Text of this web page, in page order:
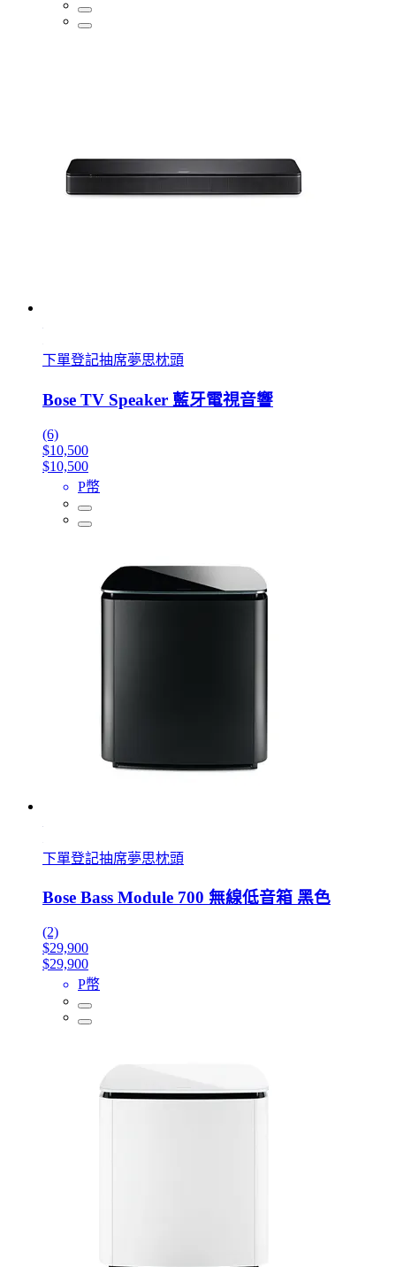
下單登記抽席夢思枕頭
Bose TV Speaker 藍牙電視音響
(6)
$10,500
$10,500
P幣
下單登記抽席夢思枕頭
Bose Bass Module 700 無線低音箱 黑色
(2)
$29,900
$29,900
P幣